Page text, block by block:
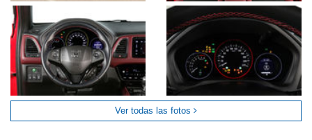
Ver todas las fotos